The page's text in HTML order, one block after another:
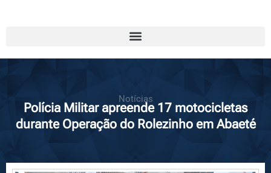
Notícias
Polícia Militar apreende 17 motocicletas
durante Operação do Rolezinho em Abaeté